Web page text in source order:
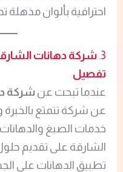
احترافية بألوان مذهلة
3. شركة دهانات
تفصيل
عندما تبحث عنشركة
عن شركة تتمتع بالخبرة
خدمات الصبغ
الشارقة على تقديم
تطبيق الدهانات على